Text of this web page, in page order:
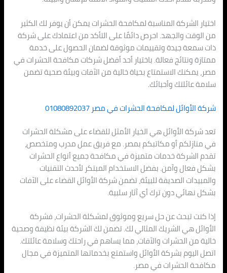
اختيار الشركة المناسبة لمكافحة الحشرات يمكن أن يوفر لك الكثير
من الوقت والجهد. احرص دائمًا على التأكد من اعتمادك على شركة
ذات سمعة جيدة وتقييمات موثوقة لضمان الحصول على خدمة
ممتازة ونتائج فعالة. باختيار أحد أفضل شركات مكافحة الحشرات في
مصر، يمكنك الاستمتاع بحياة خالية من الآفات وبيئة صحية تضمن
سلامة عائلتك وأحبائك.
شركة الأوائل لمكافحة الحشرات في مصر 01080892037
تعد شركة الأوائل هي الخيار الأمثل للقضاء على مشكلة الحشرات
في منازلكم أو مكاتبكم بمصر. مع فريق عمل مدرب ومتخصص،
تقدم الشركة خدمات متميزة في مكافحة جميع أنواع الحشرات
بشكل فعال وآمن. بفضل الاستخدام المبتكر لأحدث التقنيات
والمبيدات الصديقة للبيئة، تضمن شركة الأوائل القضاء على الآفات
بشكل نهائي دون ترك أي آثار سلبية.
إذا كنت تبحث عن حل سريع وموثوق لمشكلة الحشرات، فشركة
الأوائل هي الشريك المثالي لك. تضمن لك الشركة بيئة نظيفة وصحية
خالية من الحشرات والآفات، مما يساهم في راحتك وسلامة عائلتك.
اتصل اليوم بشركة الأوائل واستمتع بخدماتها المتميزة في مجال
مكافحة الحشرات في مصر.